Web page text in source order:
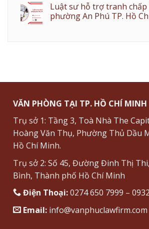
Luật sư hỗ trợ tranh
phường An Phú TP. Hồ
VĂN PHÒNG TẠI TP. HỒ CHÍ MINH
Trụ sở 1: Tầng 3, Toà Nhà The
Hoàng Văn Thụ, Phường Thủ Dầu
Hồ Chí Minh.
Trụ sở 2: Số 45, Đường Đinh Thị
Bình, Thành phố Hồ Chí Minh
Điện Thoại:0274 650 7999 –
Email: info@vanphuclawfirm.com